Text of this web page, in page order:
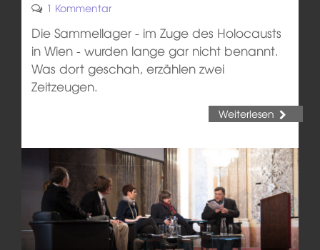
1 Kommentar
Die Sammellager - im Zuge des Holocausts
in Wien - wurden lange gar nicht benannt.
Was dort geschah, erzählen zwei
Zeitzeugen.
Weiterlesen